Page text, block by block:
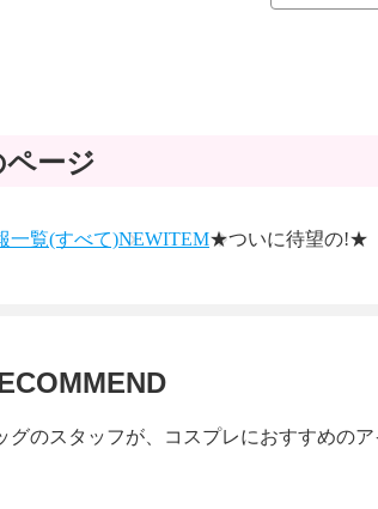
ページ
一覧(すべて)NEWITEM★ついに待望の!★
グのスタッフが、コスプレにおすすめの